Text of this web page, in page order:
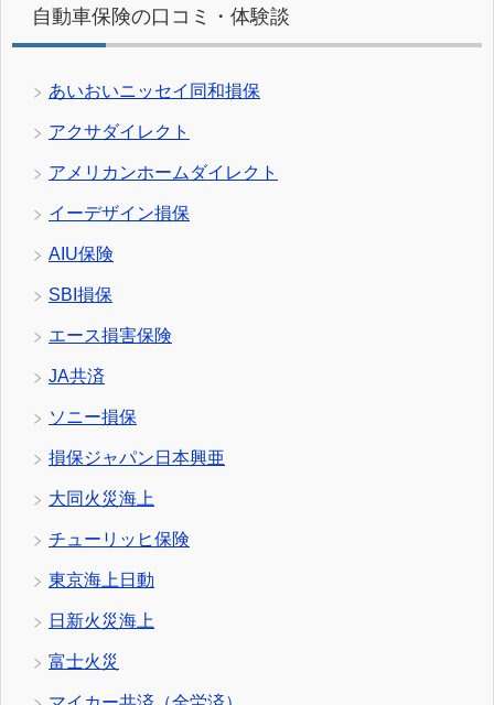
自動車保険の口コミ・体験談
あいおいニッセイ同和損保
アクサダイレクト
アメリカンホームダイレクト
イーデザイン損保
AIU保険
SBI損保
エース損害保険
JA共済
ソニー損保
損保ジャパン日本興亜
大同火災海上
チューリッヒ保険
東京海上日動
日新火災海上
富士火災